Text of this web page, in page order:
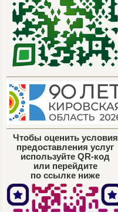
Чтобы оценить условия
предоставления услуг
используйте QR-код
или перейдите
по ссылке ниже